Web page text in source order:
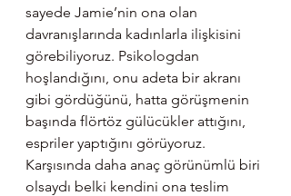
sayede Jamie’nin ona olan
davranışlarında kadınlarla ilişkisini
görebiliyoruz. Psikologdan
hoşlandığını, onu adeta bir akranı
gibi gördüğünü, hatta görüşmenin
başında flörtöz gülücükler attığını,
espriler yaptığını görüyoruz.
Karşısında daha anaç görünümlü biri
olsaydı belki kendini ona teslim